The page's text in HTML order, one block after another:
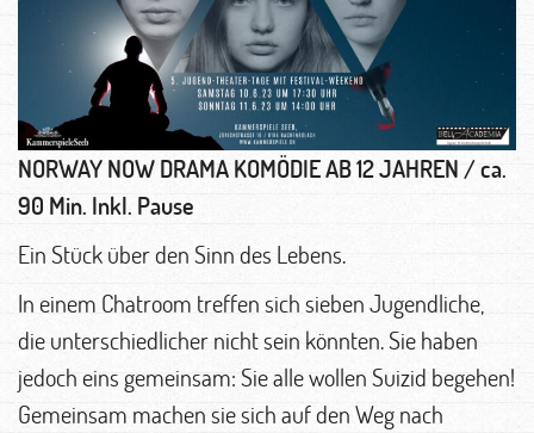
NORWAY NOWDRAMA KOMÖDIE AB 12 JAHREN / ca.
90 Min. Inkl. Pause
Ein Stück über den Sinn des Lebens.
In einem Chatroom treffen sich sieben Jugendliche,
die unterschiedlicher nicht sein könnten. Sie haben
jedoch eins gemeinsam: Sie alle wollen Suizid begehen!
Gemeinsam machen sie sich auf den Weg nach